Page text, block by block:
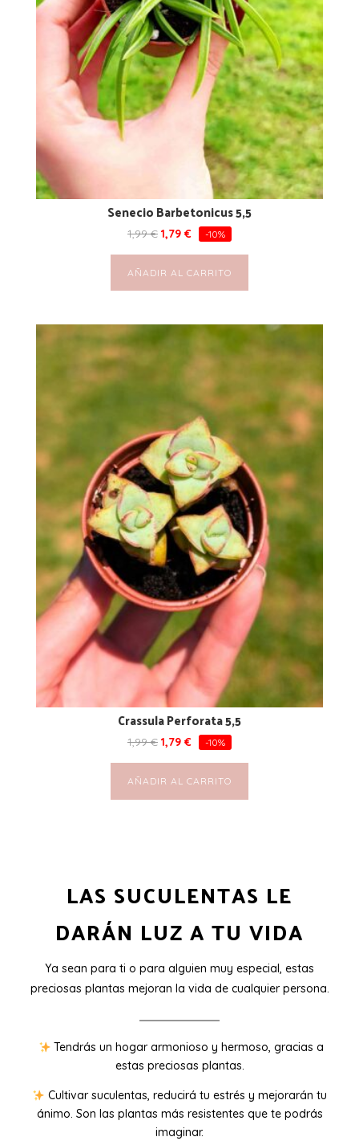
Senecio Barbetonicus 5,5
1,99€ 1,79 € -10%
AÑADIR AL CARRITO
Crassula Perforata 5,5
1,99€ 1,79 € -10%
AÑADIR AL CARRITO
LAS SUCULENTAS LE
DARÁN LUZ A TU VIDA
Ya sean para ti o para alguien muy especial, estas
preciosas plantas mejoran la vida de cualquier persona.
Tendrás un hogar armonioso y hermoso, gracias a
estas preciosas plantas.
Cultivar suculentas, reducirá tu estrés y mejorarán tu
ánimo. Son las plantas más resistentes que te podrás
imaginar.